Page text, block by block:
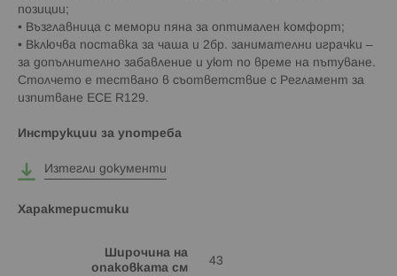
позиции;
• Възглавница с мемори пяна за оптимален комфорт;
• Включва поставка за чаша и 2бр. занимателни играчки –
за допълнително забавление и уют по време на пътуване.
Столчето е тествано в съответствие с Регламент за
изпитване ECE R129.
Инструкции за употреба
Изтегли документи
Характеристики
Широчина на
опаковката см
43